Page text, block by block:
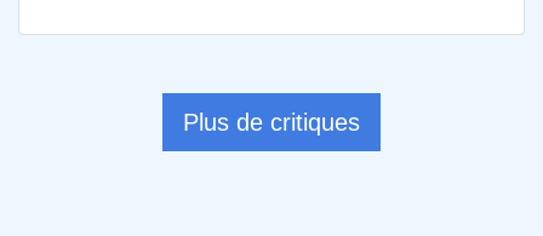
Plus de critiques